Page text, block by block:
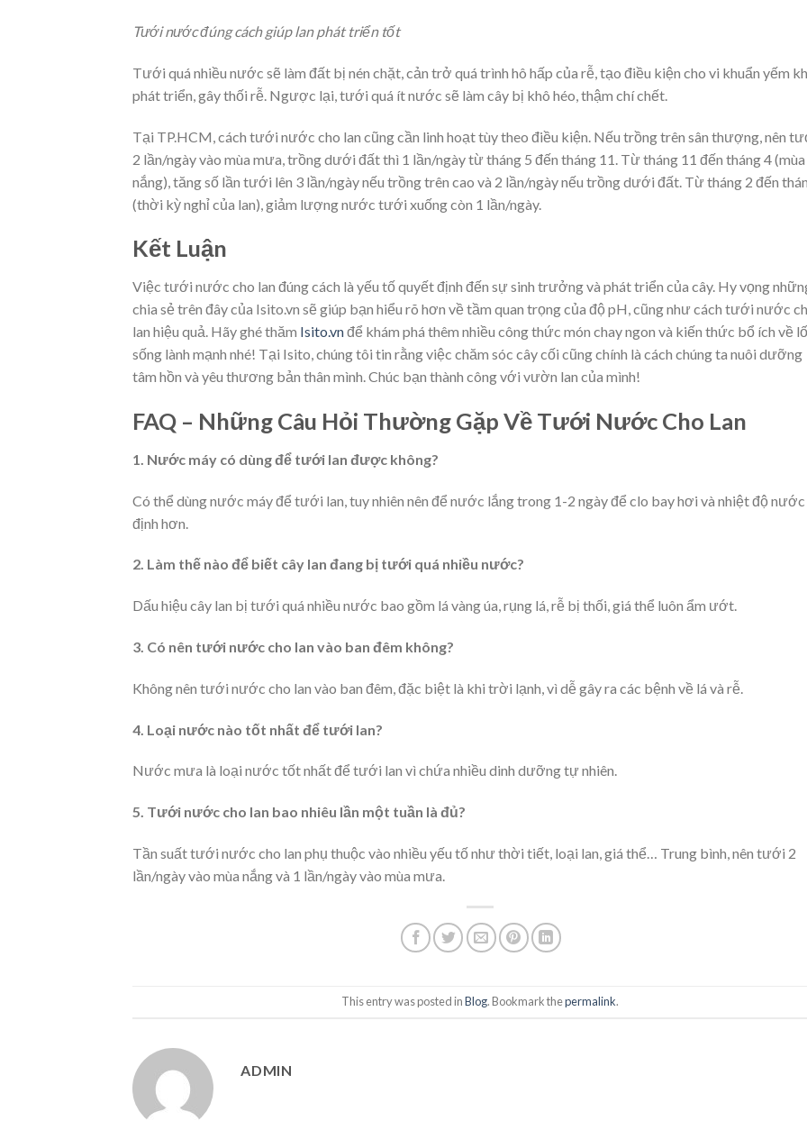
Tưới nước đúng cách giúp lan phát triển tốt
Tưới quá nhiều nước sẽ làm đất bị nén chặt, cản trở quá trình hô hấp của rễ, tạo điều kiện cho vi khuẩn yếm
phát triển, gây thối rễ. Ngược lại, tưới quá ít nước sẽ làm cây bị khô héo, thậm chí chết.
Tại TP.HCM, cách tưới nước cho lan cũng cần linh hoạt tùy theo điều kiện. Nếu trồng trên sân thượng, nên
2 lần/ngày vào mùa mưa, trồng dưới đất thì 1 lần/ngày từ tháng 5 đến tháng 11. Từ tháng 11 đến tháng 4 (mùa
nắng), tăng số lần tưới lên 3 lần/ngày nếu trồng trên cao và 2 lần/ngày nếu trồng dưới đất. Từ tháng 2 đến
(thời kỳ nghỉ của lan), giảm lượng nước tưới xuống còn 1 lần/ngày.
Kết Luận
Việc tưới nước cho lan đúng cách là yếu tố quyết định đến sự sinh trưởng và phát triển của cây. Hy vọng
chia sẻ trên đây của Isito.vn sẽ giúp bạn hiểu rõ hơn về tầm quan trọng của độ pH, cũng như cách tưới nước
lan hiệu quả. Hãy ghé thăm Isito.vnđể khám phá thêm nhiều công thức món chay ngon và kiến thức bổ ích về
sống lành mạnh nhé! Tại Isito, chúng tôi tin rằng việc chăm sóc cây cối cũng chính là cách chúng ta nuôi dưỡng
tâm hồn và yêu thương bản thân mình. Chúc bạn thành công với vườn lan của mình!
FAQ – Những Câu Hỏi Thường Gặp Về Tưới Nước Cho Lan
1. Nước máy có dùng để tưới lan được không?
Có thể dùng nước máy để tưới lan, tuy nhiên nên để nước lắng trong 1-2 ngày để clo bay hơi và nhiệt độ nước
định hơn.
2. Làm thế nào để biết cây lan đang bị tưới quá nhiều nước?
Dấu hiệu cây lan bị tưới quá nhiều nước bao gồm lá vàng úa, rụng lá, rễ bị thối, giá thể luôn ẩm ướt.
3. Có nên tưới nước cho lan vào ban đêm không?
Không nên tưới nước cho lan vào ban đêm, đặc biệt là khi trời lạnh, vì dễ gây ra các bệnh về lá và rễ.
4. Loại nước nào tốt nhất để tưới lan?
Nước mưa là loại nước tốt nhất để tưới lan vì chứa nhiều dinh dưỡng tự nhiên.
5. Tưới nước cho lan bao nhiêu lần một tuần là đủ?
Tần suất tưới nước cho lan phụ thuộc vào nhiều yếu tố như thời tiết, loại lan, giá thể… Trung bình, nên tưới 2
lần/ngày vào mùa nắng và 1 lần/ngày vào mùa mưa.
This entry was posted inBlog. Bookmark thepermalink.
ADMIN